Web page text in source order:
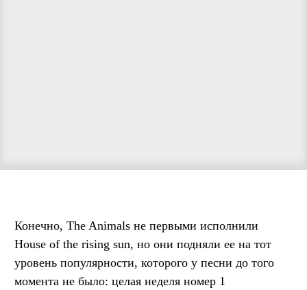
Конечно, The Animals не первыми исполнили
House of the rising sun, но они подняли ее на тот
уровень популярности, которого у песни до того
момента не было: целая неделя номер 1